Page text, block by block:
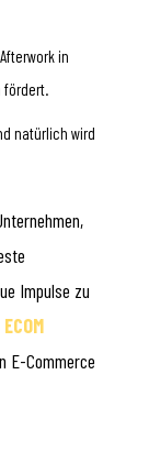
in
fördert.
natürlich wird
Impulse zu
ECOM
E-Commerce